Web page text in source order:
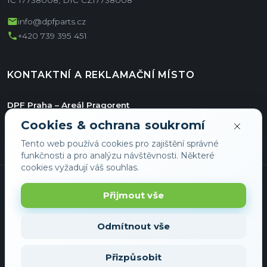
mailinfo@dpfparts.cz
phone+420 739 395 451
KONTAKTNÍ A REKLAMAČNÍ MÍSTO
DPF Praha – Areál Pragorent
Jiřího ze Vtelna 1731/11
193 00 Praha
Cookies & ochrana soukromí
Tento web používá cookies pro zajištění správné
funkčnosti a pro analýzu návštěvnosti. Některé
cookies vyžadují váš souhlas.
Přijmout vše
Odmítnout vše
Přizpůsobit